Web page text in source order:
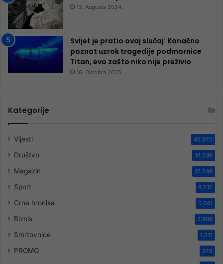
13. Augusta 2024.
Svijet je pratio ovaj slučaj: Konačno
poznat uzrok tragedije podmornice
Titan, evo zašto niko nije preživio
16. Oktobra 2025.
Kategorije
Vijesti 45.970
Društvo 18.539
Magazin 12.549
Sport 8.515
Crna hronika 5.041
Biznis 2.909
Smrtovnice 1.211
PROMO 278